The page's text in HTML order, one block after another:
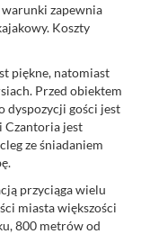
zapewnia
Koszty
piękne, natomiast
Przed obiektem
dyspozycji gości jest
Czantoria jest
ze śniadaniem
przyciąga wielu
miasta większości
800 metrów od